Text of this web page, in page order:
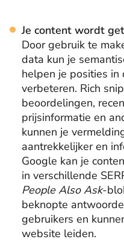
Je content wordt
Door gebruik te
data kun je
helpen je posities in
verbeteren. Rich
beoordelingen,
prijsinformatie en
kunnen je
aantrekkelijker en
Google kan je
in verschillende
People Also Ask-
beknopte
gebruikers en
website leiden.